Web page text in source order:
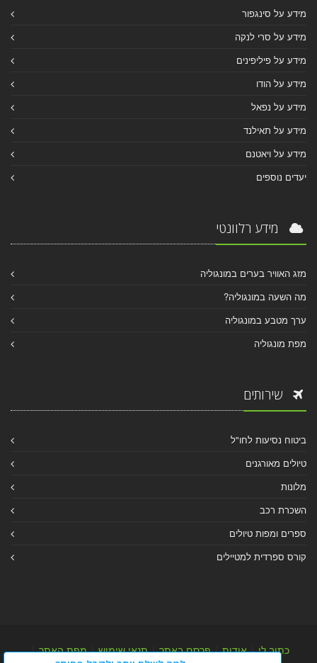
מידע על סינגפור
מידע על סרי לנקה
מידע על פיליפינים
מידע על הודו
מידע על נפאל
מידע על תאילנד
מידע על ויאטנם
יעדים נוספים
מידע רלוונטי
מזג האוויר בערים במונגוליה
מה השעה במונגוליה?
ערך מטבע במונגוליה
מפת מונגוליה
שירותים
ביטוח נסיעות לחו"ל
טיולים מאורגנים
מלונות
השכרת רכב
ספרים ומפות טיולים
קורס ספרדית למטיילים
כתוב לי|אודות|פרסם באתר|תנאי שימוש|מפת האתר|